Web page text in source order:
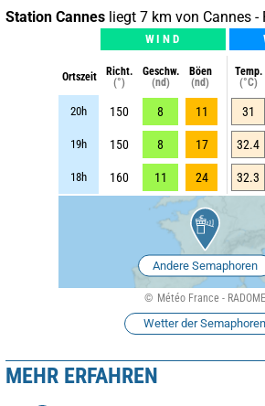
Station Cannes liegt 7 km von Cannes
WIND
Ortszeit
Richt.
(°)
Geschw.
(nd)
Böen
(nd)
Temp.
(°C)
20h 150 8 11 31
19h 150 8 17 32.4
18h 160 11 24 32.3
Andere Semaphoren
Météo France - RADOME
Wetter der Semaphoren
MEHR ERFAHREN